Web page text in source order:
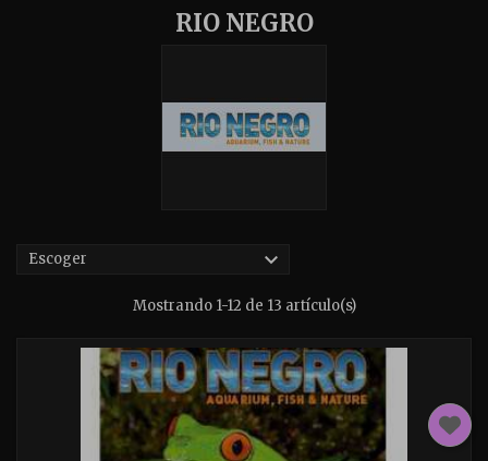
RIO NEGRO
Escoger 
Mostrando 1-12 de 13 artículo(s)